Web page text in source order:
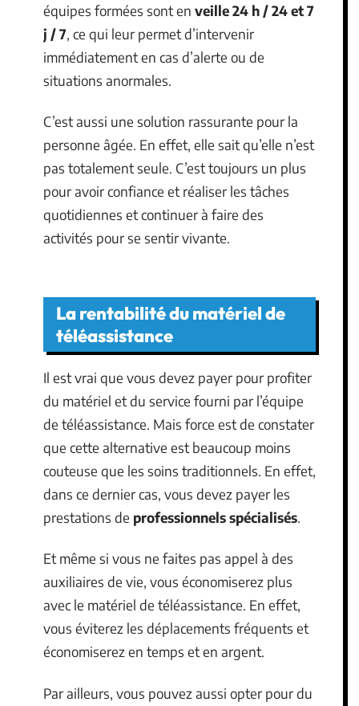
équipes formées sont en veille 24 h / 24 et 7
j / 7, ce qui leur permet d’intervenir
immédiatement en cas d’alerte ou de
situations anormales.
C’est aussi une solution rassurante pour la
personne âgée. En effet, elle sait qu’elle n’est
pas totalement seule. C’est toujours un plus
pour avoir confiance et réaliser les tâches
quotidiennes et continuer à faire des
activités pour se sentir vivante.
La rentabilité du matériel de
téléassistance
Il est vrai que vous devez payer pour profiter
du matériel et du service fourni par l’équipe
de téléassistance. Mais force est de constater
que cette alternative est beaucoup moins
couteuse que les soins traditionnels. En effet,
dans ce dernier cas, vous devez payer les
prestations de professionnels spécialisés.
Et même si vous ne faites pas appel à des
auxiliaires de vie, vous économiserez plus
avec le matériel de téléassistance. En effet,
vous éviterez les déplacements fréquents et
économiserez en temps et en argent.
Par ailleurs, vous pouvez aussi opter pour du